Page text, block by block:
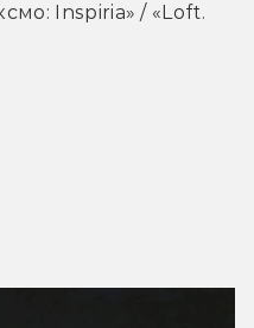
Inspiria» / «Loft.